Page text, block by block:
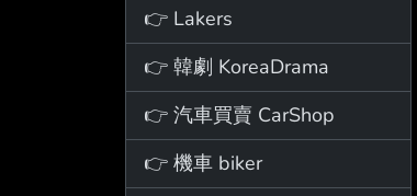
👉 Lakers
👉 韓劇 KoreaDrama
👉 汽車買賣 CarShop
👉 機車 biker